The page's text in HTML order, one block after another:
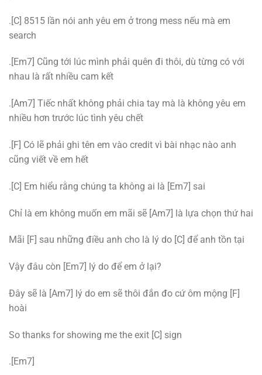
.[C] 8515 lần nói anh yêu em ở trong mess nếu mà em
search
.[Em7] Cũng tới lúc mình phải quên đi thôi, dù từng có với
nhau là rất nhiều cam kết
.[Am7] Tiếc nhất không phải chia tay mà là không yêu em
nhiều hơn trước lúc tình yêu chết
.[F] Có lẽ phải ghi tên em vào credit vì bài nhạc nào anh
cũng viết về em hết
.[C] Em hiểu rằng chúng ta không ai là [Em7] sai
Chỉ là em không muốn em mãi sẽ [Am7] là lựa chọn thứ hai
Mãi [F] sau những điều anh cho là lý do [C] để anh tồn tại
Vậy đâu còn [Em7] lý do để em ở lại?
Đây sẽ là [Am7] lý do em sẽ thôi đắn đo cứ ôm mộng [F]
hoài
So thanks for showing me the exit [C] sign
.[Em7]